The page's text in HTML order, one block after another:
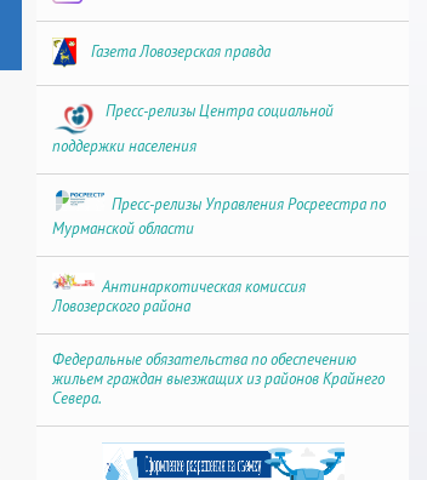
Газета Ловозерская правда
Пресс-релизы Центра социальной
поддержки населения
Пресс-релизы Управления Росреестра по
Мурманской области
Антинаркотическая комиссия
Ловозерского района
Федеральные обязательства по обеспечению
жильем граждан выезжащих из районов Крайнего
Севера.